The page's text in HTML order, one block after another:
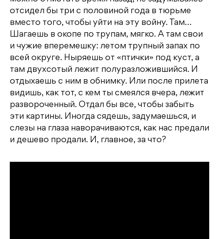
отсидел бы три с половиной года в тюрьме
вместо того, чтобы уйти на эту войну. Там…
Шагаешь в окопе по трупам, мягко. А там свои
и чужие вперемешку: летом трупный запах по
всей округе. Ныряешь от «птички» под куст, а
там двухсотый лежит полуразложившийся. И
отдыхаешь с ним в обнимку. Или после прилета
видишь, как тот, с кем ты смеялся вчера, лежит
развороченный. Отдал бы все, чтобы забыть
эти картины. Иногда сядешь, задумаешься, и
слезы на глаза наворачиваются, как нас предали
и дешево продали. И, главное, за что?